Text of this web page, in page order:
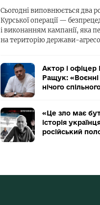
Сьогодні виповнюється два
Курської операції —
і виконанням кампанії, яка
на територію держави-
Актор і
Ращук:
нічого
«Це зло має
історія
російський